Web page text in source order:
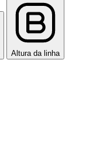
Altura da linha